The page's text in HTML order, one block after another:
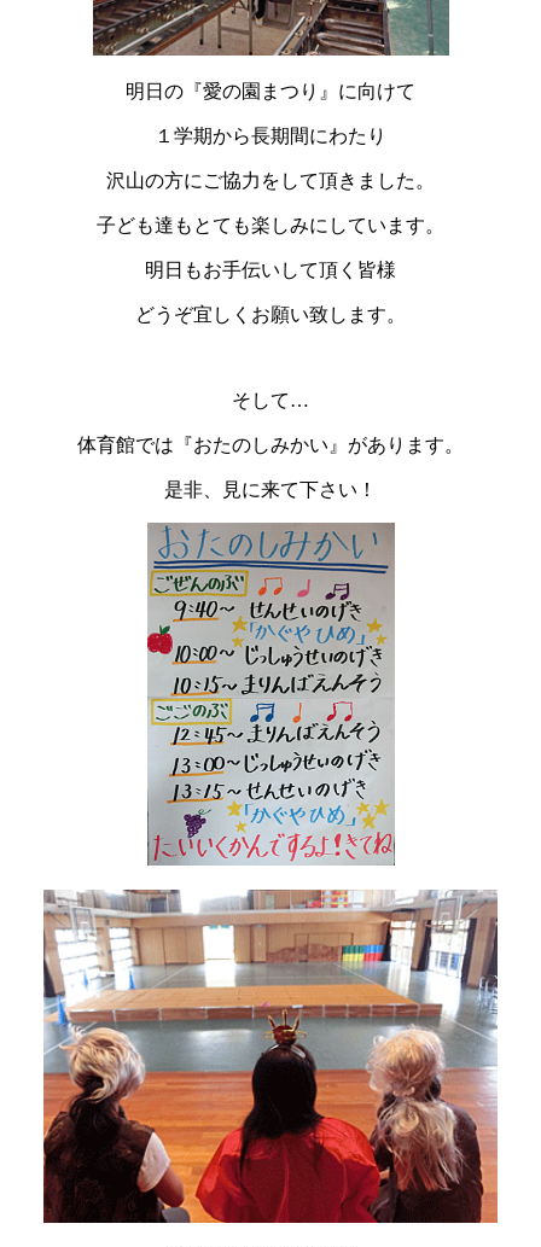
明日の『愛の園まつり』に向けて
１学期から長期間にわたり
沢山の方にご協力をして頂きました。
子ども達もとても楽しみにしています。
明日もお手伝いして頂く皆様
どうぞ宜しくお願い致します。
そして…
体育館では『おたのしみかい』があります。
是非、見に来て下さい！